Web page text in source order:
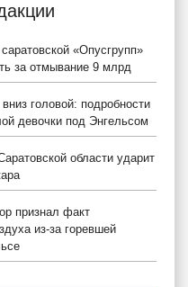
«Опусгрупп»
за отмывание 9 млрд
головой: подробности
девочки под Энгельсом
области ударит
признал факт
из-за горевшей